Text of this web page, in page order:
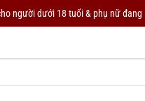
người dưới 18 tuổi & phụ nữ